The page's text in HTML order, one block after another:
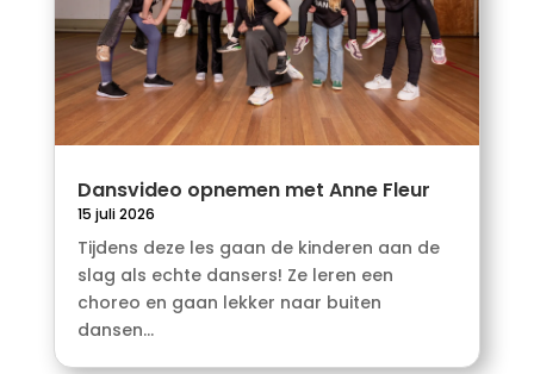
Dansvideo opnemen met Anne Fleur
15 juli 2026
Tijdens deze les gaan de kinderen aan de
slag als echte dansers! Ze leren een
choreo en gaan lekker naar buiten
dansen...